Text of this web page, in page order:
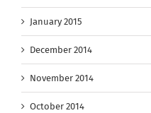
January 2015
December 2014
November 2014
October 2014